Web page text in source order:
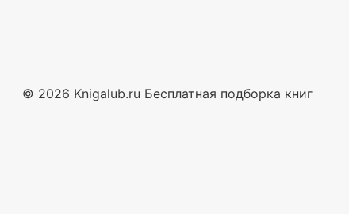
© 2026 Knigalub.ru Бесплатная подборка книг